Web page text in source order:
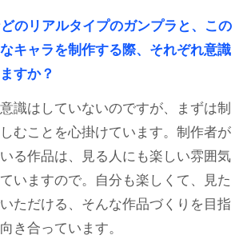
リアルタイプのガンプラと、この
キャラを制作する際、それぞれ意識
すか？
識はしていないのですが、まずは制
むことを心掛けています。制作者が
る作品は、見る人にも楽しい雰囲気
いますので。自分も楽しくて、見た
ただける、そんな作品づくりを目指
き合っています。